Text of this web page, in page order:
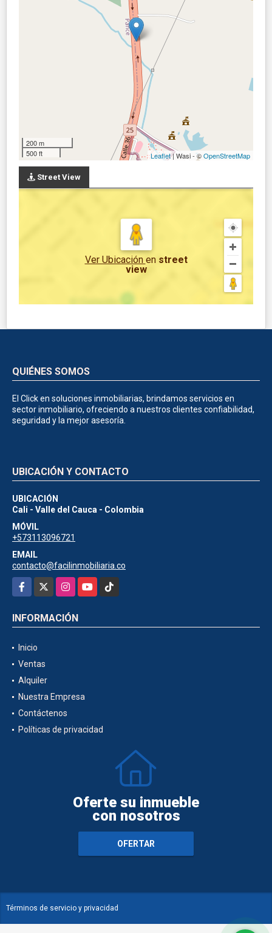
200 m
500 ft
Leaflet| Wasi - ©OpenStreetMap
Street View
Ver Ubicación en street
view
QUIÉNES SOMOS
El Click en soluciones inmobiliarias, brindamos servicios en
sector inmobiliario, ofreciendo a nuestros clientes confiabilidad,
seguridad y la mejor asesoría.
UBICACIÓN Y CONTACTO
UBICACIÓN
Cali - Valle del Cauca - Colombia
MÓVIL
+573113096721
EMAIL
contacto@facilinmobiliaria.co
Facebook
InstagramYouTubeTikTok
INFORMACIÓN
Inicio
Ventas
Alquiler
Nuestra Empresa
Contáctenos
Políticas de privacidad
Oferte su inmueble
con nosotros
OFERTAR
Términos de servicio y privacidad